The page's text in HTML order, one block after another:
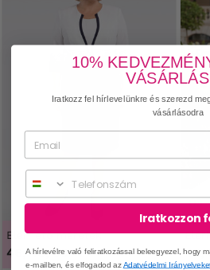
Elérhető méretek
46, 48, 50
ÚJ
46,
10%
Iratkozz fel hírlevelünkre és szerezd
vásárlásodra
Iratkozzon
A hírlevélre való feliratkozással beleegyezel, hogy
e-mailben, és elfogadod azAdatvédelmi